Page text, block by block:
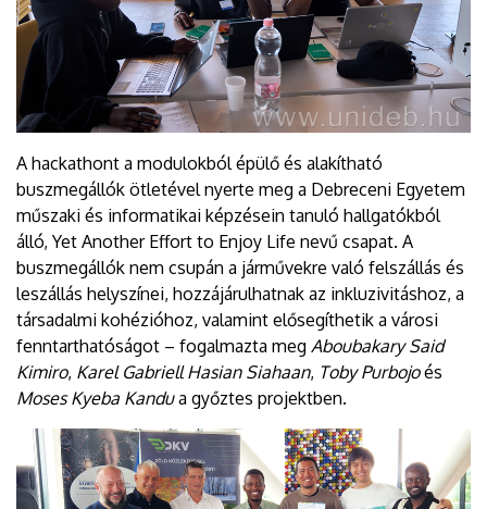
A hackathont a modulokból épülő és alakítható
buszmegállók ötletével nyerte meg a Debreceni Egyetem
műszaki és informatikai képzésein tanuló hallgatókból
álló, Yet Another Effort to Enjoy Life nevű csapat. A
buszmegállók nem csupán a járművekre való felszállás és
leszállás helyszínei, hozzájárulhatnak az inkluzivitáshoz, a
társadalmi kohézióhoz, valamint elősegíthetik a városi
fenntarthatóságot – fogalmazta meg Aboubakary Said
Kimiro, Karel Gabriell Hasian Siahaan, Toby Purbojoés
Moses Kyeba Kandua győztes projektben.